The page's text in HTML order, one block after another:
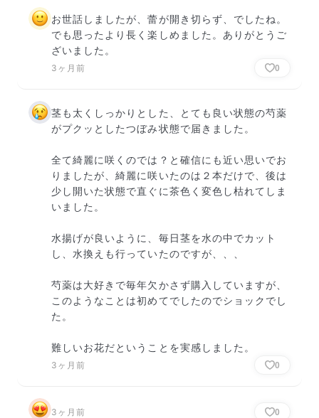
お世話しましたが、蕾が開き切らず、でしたね。
でも思ったより長く楽しめました。ありがとうご
ざいました。
3ヶ月前 0
茎も太くしっかりとした、とても良い状態の芍薬
がプクッとしたつぼみ状態で届きました。
全て綺麗に咲くのでは？と確信にも近い思いでお
りましたが、綺麗に咲いたのは２本だけで、後は
少し開いた状態で直ぐに茶色く変色し枯れてしま
いました。
水揚げが良いように、毎日茎を水の中でカット
し、水換えも行っていたのですが、、、
芍薬は大好きで毎年欠かさず購入していますが、
このようなことは初めてでしたのでショックでし
た。
難しいお花だということを実感しました。
3ヶ月前 0
3ヶ月前 0